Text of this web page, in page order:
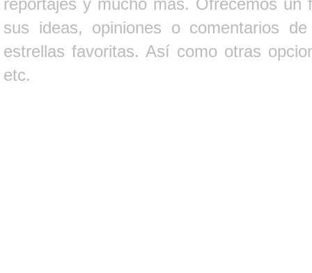
sus ideas, opiniones o comentarios
estrellas favoritas. Así como otras
etc.